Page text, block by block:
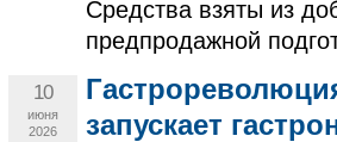
Средства взяты из
предпродажной
10
июня
2026
запускает